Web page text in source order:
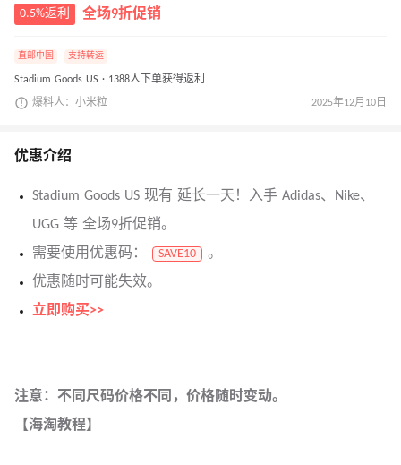
0.5%返利 全场9折促销
直邮中国 支持转运
Stadium Goods US · 1388人下单获得返利
爆料人：小米粒 2025年12月10日
优惠介绍
Stadium Goods US 现有 延长一天！入手 Adidas、Nike、
UGG 等 全场9折促销。
需要使用优惠码：
SAVE10
。
优惠随时可能失效。
立即购买>>
注意：不同尺码价格不同，价格随时变动。
【海淘教程】